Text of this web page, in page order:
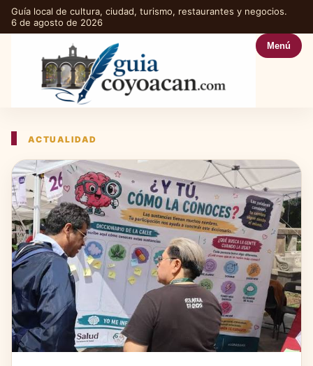
Guía local de cultura, ciudad, turismo, restaurantes y negocios.
6 de agosto de 2026
Menú
ACTUALIDAD